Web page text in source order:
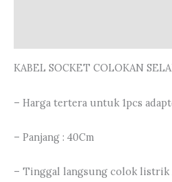
KABEL SOCKET COLOKAN
– Harga tertera untuk 1pcs
– Panjang : 40Cm
– Tinggal langsung colok listrik